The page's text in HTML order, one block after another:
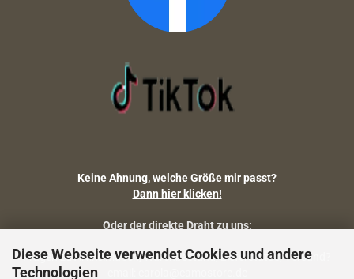
Diese Webseite verwendet Cookies und andere
Technologien
Keine Ahnung, welche Größe mir passt?
Dann hier klicken!
Oder der direkte Draht zu uns:
Fragen zu Artikelmaßen, Warenbestand, Lieferstatus, Versand?